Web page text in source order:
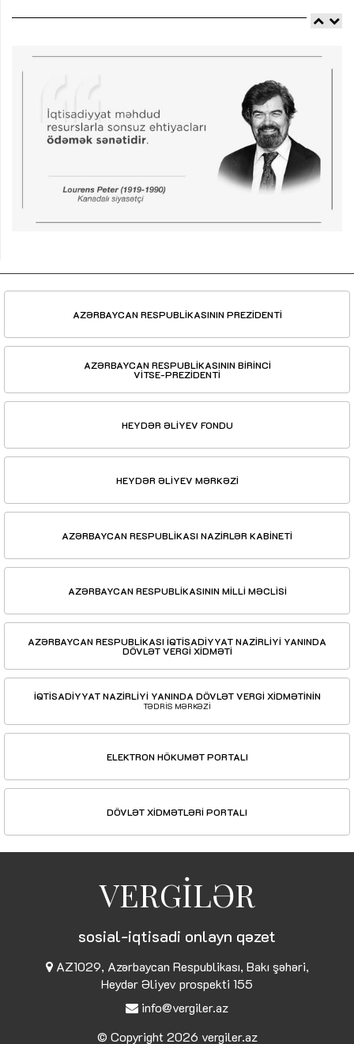
AZƏRBAYCAN RESPUBLİKASININ PREZİDENTİ
AZƏRBAYCAN RESPUBLİKASININ BİRİNCİ
VİTSE-PREZİDENTİ
HEYDƏR ƏLİYEV FONDU
HEYDƏR ƏLİYEV MƏRKƏZİ
AZƏRBAYCAN RESPUBLİKASI NAZİRLƏR KABİNETİ
AZƏRBAYCAN RESPUBLİKASININ MİLLİ MƏCLİSİ
AZƏRBAYCAN RESPUBLİKASI İQTİSADİYYAT NAZİRLİYİ YANINDA
DÖVLƏT VERGİ XİDMƏTİ
İQTİSADİYYAT NAZİRLİYİ YANINDA DÖVLƏT VERGİ XİDMƏTİNİN
TƏDRİS MƏRKƏZİ
ELEKTRON HÖKUMƏT PORTALI
DÖVLƏT XİDMƏTLƏRİ PORTALI
VERGİLƏR
sosial-iqtisadi onlayn qəzet
AZ1029, Azərbaycan Respublikası, Bakı şəhəri,
Heydər Əliyev prospekti 155
info@vergiler.az
© Copyright 2026 vergiler.az